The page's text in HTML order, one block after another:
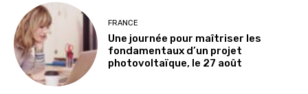
FRANCE
Une journée pour maîtriser les
fondamentaux d’un projet
photovoltaïque, le 27 août